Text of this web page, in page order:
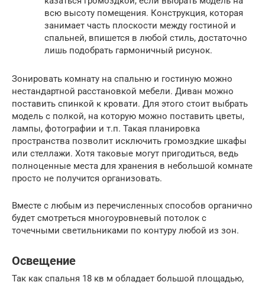
всю высоту помещения. Конструкция, которая
занимает часть плоскости между гостиной и
спальней, впишется в любой стиль, достаточно
лишь подобрать гармоничный рисунок.
Зонировать комнату на спальню и гостиную можно
нестандартной расстановкой мебели. Диван можно
поставить спинкой к кровати. Для этого стоит выбрать
модель с полкой, на которую можно поставить цветы,
лампы, фотографии и т.п. Такая планировка
пространства позволит исключить громоздкие шкафы
или стеллажи. Хотя таковые могут пригодиться, ведь
полноценные места для хранения в небольшой комнате
просто не получится организовать.
Вместе с любым из перечисленных способов органично
будет смотреться многоуровневый потолок с
точечными светильниками по контуру любой из зон.
Освещение
Так как спальня 18 кв м обладает большой площадью,